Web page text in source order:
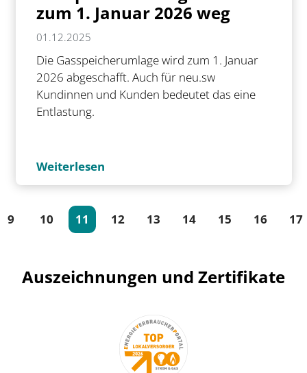
zum 1. Januar 2026 weg
01.12.2025
Die Gasspeicherumlage wird zum 1. Januar
2026 abgeschafft. Auch für neu.sw
Kundinnen und Kunden bedeutet das eine
Entlastung.
Weiterlesen
9 10 11(current)
12 13 14 15 16 17
Auszeichnungen und Zertifikate